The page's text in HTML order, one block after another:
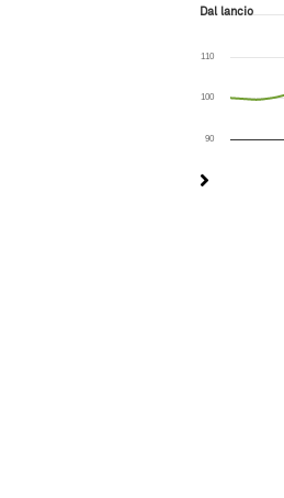
Dal lancio
The chart
The chart
Dal lancio
90
100
110